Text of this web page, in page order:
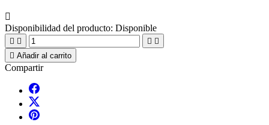

Disponibilidad del producto: Disponible
   
 Añadir al carrito
Compartir